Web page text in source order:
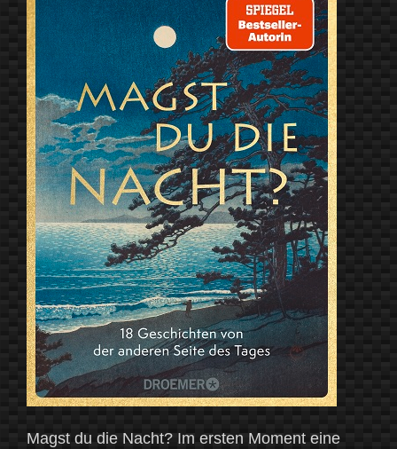
Magst du die Nacht? Im ersten Moment eine